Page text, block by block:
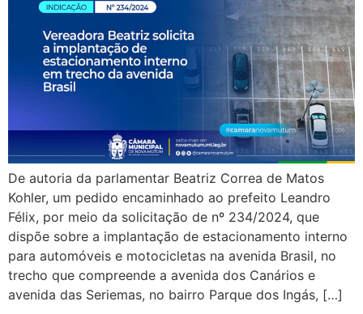
De autoria da parlamentar Beatriz Correa de Matos
Kohler, um pedido encaminhado ao prefeito Leandro
Félix, por meio da solicitação de nº 234/2024, que
dispõe sobre a implantação de estacionamento interno
para automóveis e motocicletas na avenida Brasil, no
trecho que compreende a avenida dos Canários e
avenida das Seriemas, no bairro Parque dos Ingás, […]